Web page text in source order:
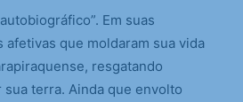
Em suas
que moldaram sua vida
resgatando
terra. Ainda que envolto